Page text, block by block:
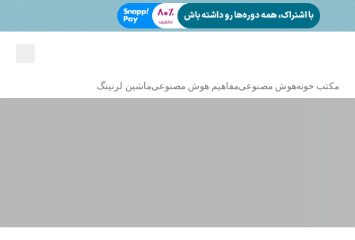
مکتب خونههوش مصنوعیمفاهیم هوش مصنوعیماشین لرنینگ